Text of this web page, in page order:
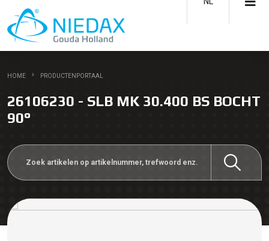
HOME PRODUCTENPORTAAL
26106230 - SLB MK 30.400 BS BOCHT
90°